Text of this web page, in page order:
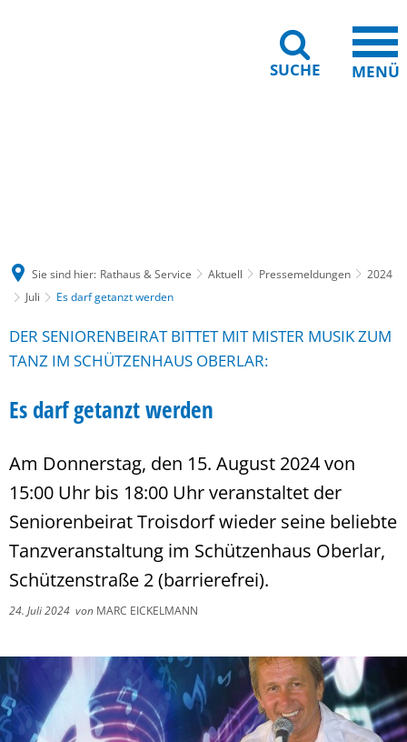
SUCHE MENÜ
Sie sind hier: Rathaus & Service Aktuell Pressemeldungen
2024
Juli
Es darf getanzt werden
DER SENIORENBEIRAT BITTET MIT MISTER MUSIK ZUM
TANZ IM SCHÜTZENHAUS OBERLAR:
Es darf getanzt werden
Am Donnerstag, den 15. August 2024 von
15:00 Uhr bis 18:00 Uhr veranstaltet der
Seniorenbeirat Troisdorf wieder seine beliebte
Tanzveranstaltung im Schützenhaus Oberlar,
Schützenstraße 2 (barrierefrei).
24. Juli 2024 von MARC EICKELMANN